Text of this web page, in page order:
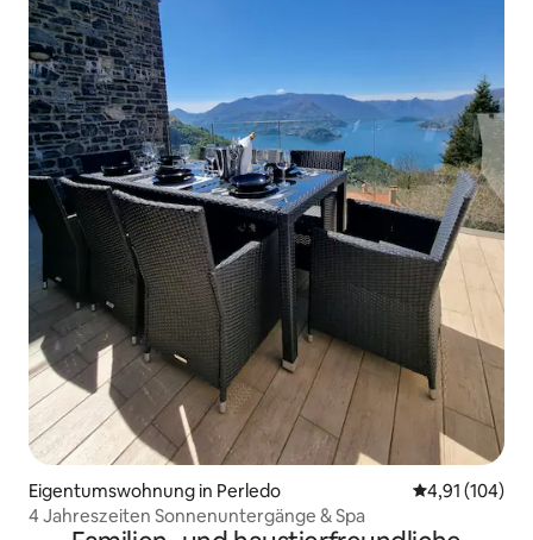
Eigentumswohnung in Perledo
4,91 (104)
4 Jahreszeiten Sonnenuntergänge & Spa